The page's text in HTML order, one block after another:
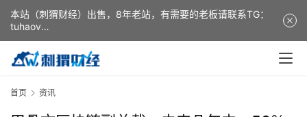
首页 资讯
本站（刺猬财经）出售，8年老站，有需要的老板请联系TG：
tuhaov
This website (ciweicaijing) is for sale. It is a 8-year-old
website. If you need it, please contact TG: tuhaov